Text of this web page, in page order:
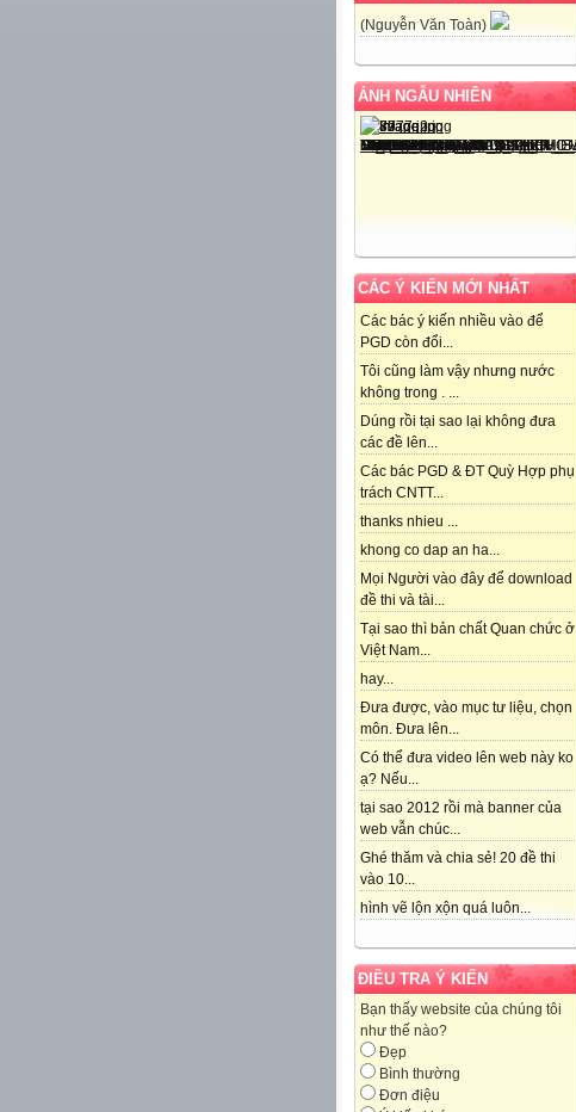
(Nguyễn Văn Toàn)
ẢNH NGẪU NHIÊN
CÁC Ý KIẾN MỚI NHẤT
Các bác ý kiến nhiều vào để
PGD còn đổi...
Tôi cũng làm vậy nhưng nước
không trong . ...
Dúng rồi tại sao lại không đưa
các đề lên...
Các bác PGD & ĐT Quỳ Hợp phụ
trách CNTT...
thanks nhieu ...
khong co dap an ha...
Mọi Người vào đây để download
đề thi và tài...
Tại sao thì bản chất Quan chức ở
Việt Nam...
hay...
Đưa được, vào mục tư liệu, chọn
môn. Đưa lên...
Có thể đưa video lên web này ko
ạ? Nếu...
tại sao 2012 rồi mà banner của
web vẫn chúc...
Ghé thăm và chia sẻ! 20 đề thi
vào 10...
hình vẽ lộn xộn quá luôn...
ĐIỀU TRA Ý KIẾN
Bạn thấy website của chúng tôi
như thế nào?
Đẹp
Bình thường
Đơn điệu